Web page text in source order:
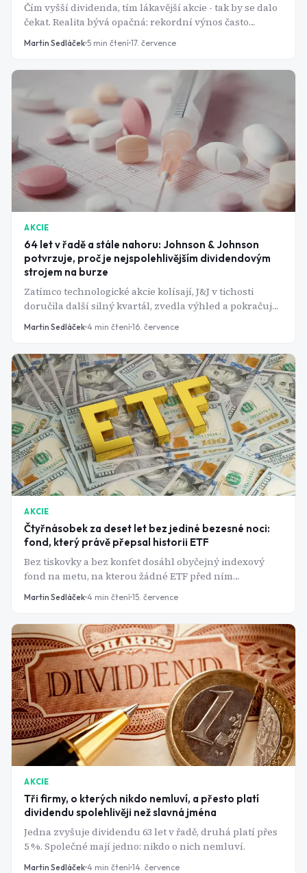
Čím vyšší dividenda, tím lákavější akcie - tak by se dalo
čekat. Realita bývá opačná: rekordní výnos často
znamená, že cena akcie se zhroutila a dividenda je na
Martin Sedláček 5 min čtení 17. července
AKCIE
64 let v řadě a stále nahoru: Johnson & Johnson
potvrzuje, proč je nejspolehlivějším dividendovým
strojem na burze
Zatímco technologické akcie kolísají, J&J v tichosti
doručila další silný kvartál, zvedla výhled a pokračuje
v dividendové sérii, která začala ještě před letem na
Martin Sedláček 4 min čtení 16. července
AKCIE
Čtyřnásobek za deset let bez jediné bezesné noci:
fond, který právě přepsal historii ETF
Bez tiskovky a bez konfet dosáhl obyčejný indexový
fond na metu, na kterou žádné ETF před ním
nedosáhlo. A jeho desetiletá bilance ukazuje, proč se
Martin Sedláček 4 min čtení 15. července
AKCIE
Tři firmy, o kterých nikdo nemluví, a přesto platí
dividendu spolehlivěji než slavná jména
Jedna zvyšuje dividendu 63 let v řadě, druhá platí přes
5 %. Společné mají jedno: nikdo o nich nemluví.
Martin Sedláček 4 min čtení 14. července